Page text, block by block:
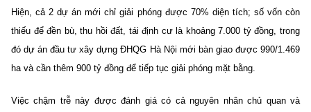
Hiện, cả 2 dự án mới chỉ giải phóng được 70% diện tích; số vốn còn
thiếu để đền bù, thu hồi đất, tái định cư là khoảng 7.000 tỷ đồng, trong
đó dự án đầu tư xây dựng ĐHQG Hà Nội mới bàn giao được 990/1.469
ha và cần thêm 900 tỷ đồng để tiếp tục giải phóng mặt bằng.
Việc chậm trễ này được đánh giá có cả nguyên nhân chủ quan và